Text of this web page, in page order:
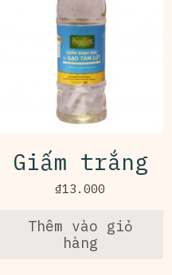
Giấm trắng
₫13.000
Thêm vào giỏ
hàng